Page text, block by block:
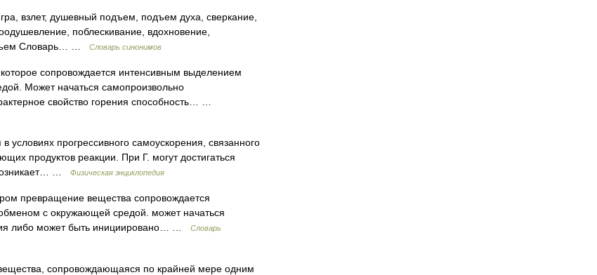
взлет, душевный подъем, подъем духа, сверкание,
поблескивание, вдохновение,
Словарь… …
Словарь синонимов
сопровождается интенсивным выделением
Может начаться самопроизвольно
свойство горения способность… …
прогрессивного самоускорения, связанного
продуктов реакции. При Г. могут достигаться
…
Физическая энциклопедия
превращение вещества сопровождается
с окружающей средой. может начаться
либо может быть инициировано… …
Словарь
сопровождающаяся по крайней мере одним